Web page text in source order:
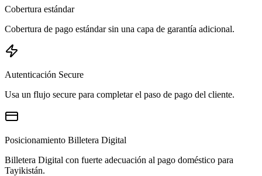
Cobertura estándar
Cobertura de pago estándar sin una capa de garantía adicional.
Autenticación Secure
Usa un flujo secure para completar el paso de pago del cliente.
Posicionamiento Billetera Digital
Billetera Digital con fuerte adecuación al pago doméstico para
Tayikistán.